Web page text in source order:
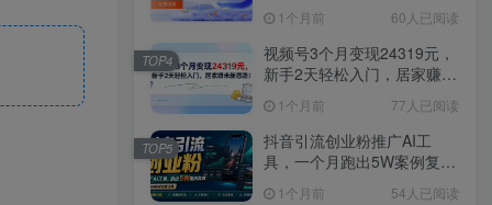
1个月前 60人已阅读
视频号3个月变现24319元，
新手2天轻松入门，居家赚米
1个月前 77人已阅读
TOP4
抖音引流创业粉推广AI工
具，一个月跑出5W案例复
1个月前 54人已阅读
TOP5